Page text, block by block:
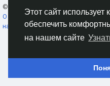
Этот сайт использует
обеспечить
на нашем сайте
© 2026 AnimeSocial.SU - Первая
О нас
Условия использования
нами
Каталог